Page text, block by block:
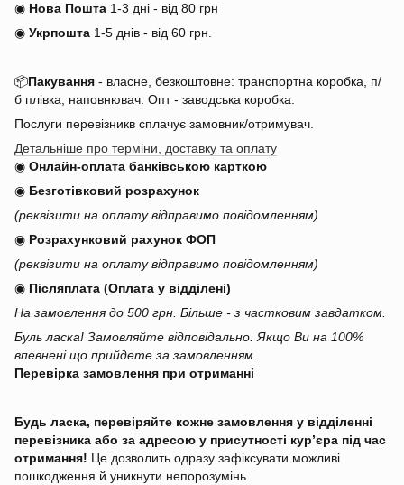
◉ Нова Пошта 1-3 дні - від 80 грн
◉ Укрпошта 1-5 днів - від 60 грн.
📦Пакування - власне, безкоштовне: транспортна коробка, п/
б плівка, наповнювач. Опт - заводська коробка.
Послуги перевізникв сплачує замовник/отримувач.
Детальніше про терміни, доставку та оплату
◉ Онлайн-оплата банківською карткою
◉ Безготівковий розрахунок
(реквізити на оплату відправимо повідомленням)
◉ Розрахунковий рахунок ФОП
(реквізити на оплату відправимо повідомленням)
◉ Післяплата (Оплата у відділені)
На замовлення до 500 грн. Більше - з частковим завдатком.
Буль ласка! Замовляйте відповідально. Якщо Ви на 100%
впевнені що прийдете за замовленням.
Перевірка замовлення при отриманні
Будь ласка, перевіряйте кожне замовлення у відділенні
перевізника або за адресою у присутності кур’єра під час
отримання! Це дозволить одразу зафіксувати можливі
пошкодження й уникнути непорозумінь.